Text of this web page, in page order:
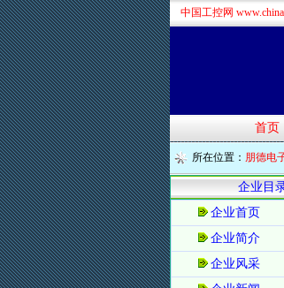
中国工控网
首页
所在位置： 朋德电
企业目
企业首页
企业简介
企业风采